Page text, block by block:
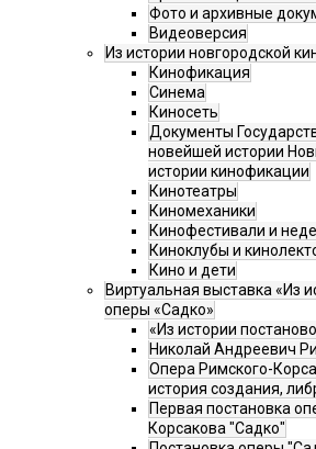
Фото и архивные
Видеоверсия
Из истории новгородской
Кинофикация
Синема
Киносеть
Документы
новейшей истории
истории кинофикации
Кинотеатры
Киномеханики
Кинофестивали и
Киноклубы и
Кино и дети
Виртуальная выставка «Из
оперы «Садко»
«Из истории
Николай Андреевич
Опера Римского-
история создания,
Первая постановка
Корсакова "Садко"